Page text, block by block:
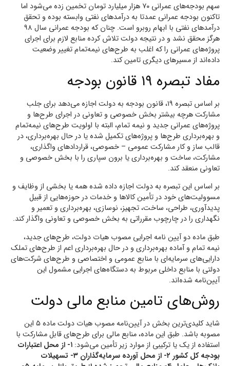
سهم بودجه‌های عمرانی ۷۰ هزار میلیارد تومان تخمین زده می‌شود اما
تاکنون بودجه عمرانی عمدتا به درآمدهای نفتی وابسته بوده و تحقق
درآمدهای نفتی با ابهام روبرو است. چنان که بودجه عمرانی سال ۹۸
هرگز محقق نشد و در نتیجه دولت تلاش کرده منابع لازم برای اجرای
پروژه‌های عمرانی را که اغلب به طرح‌های نیمه‌تمام تغییر وضعیت
داده‌اند از مسیرهای دیگری تامین کند.
مفاد تبصره ۱۹ قانون بودجه
بر اساس تبصره ۱۹، قانون بودجه به دولت اجازه می‌دهد برای جلب
مشارکت هرچه بیشتر بخش خصوصی و تعاونی در اجرای طرح‌ها و
پروژه‌های عمرانی جدید و نیمه تمام، البته با اولویت طرح‌های نیمه‌تمام
و بهره‌برداری طرح‌ها و پروژه‌های تکمیل شده یا در حال بهره‌برداری، در
قالب ساز و کار مشارکت عمومی – خصوصی، قراردادهای واگذاری،
مشارکت، ساخت و بهره‌برداری یا برون سپاری را با بخش خصوصی و
تعاونی منعقد کند.
بر اساس این تبصره به دولت اجازه داده شده همه یا بخشی از وظایف و
مسوولیت‌های خود در تأمین کالاها و خدمات در حوزه‌هایی از قبیل
پدیدآوری، طراحی، ساخت، تجهیز، نوسازی، بهره‌برداری و تعمیر و
نگهداری را در چارچوب مقرراتی به بخش خصوصی و تعاونی واگذار کند.
طبق ماده دو آیین نامه اجرایی مصوب هیات دولت، طرح‌های جدید،
نیمه‌ تمام و آماده ‌بهره‌برداری و در حال بهره‌برداری اعم از طرح‌های تملک
دارایی‌های سرمایه‌ای با منابع عمومی و اختصاصی و طرح‌های شرکت‌های
دولتی با منابع داخلی مربوط به دستگاه‌های اجرایی مشمول این
آیین‌نامه شده‌اند.
روش‌های تامین منابع مالی دولت
شاید کلیدی‌ترین بخش در آیین‌نامه مصوب هیات دولت ماده ۵ این
مصوبه باشد. طبق این ماده، منابع مالی برای طرح‌های قابل مشارکت با
استفاده از یک یا ترکیبی از موارد زیر تأمین می‌شود: ۱- از محل اعتبارات
بودجه کل کشور ۲- از محل آورده سرمایه‌گذاران ۳- تسهیلات